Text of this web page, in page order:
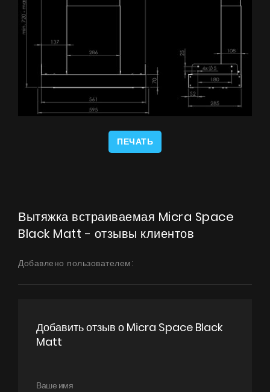
ПЕЧАТЬ
Вытяжка встраиваемая Micra Space
Black Matt - отзывы клиентов
Добавлено пользователем:
Добавить отзыв о Micra Space Black
Matt